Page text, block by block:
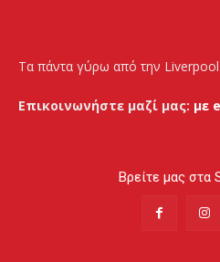
Τα πάντα γύρω από την Liverpool
Επικοινωνήστε μαζί μας: με
Βρείτε μας στα